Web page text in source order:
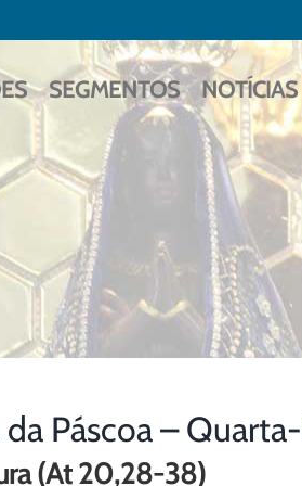
SEGMENTOS NOTÍCIAS
da Páscoa –
(At 20,28-38)